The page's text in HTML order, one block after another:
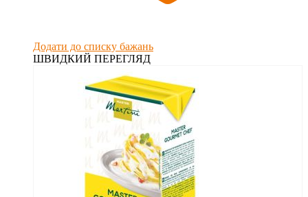
Додати до списку бажань
ШВИДКИЙ ПЕРЕГЛЯД